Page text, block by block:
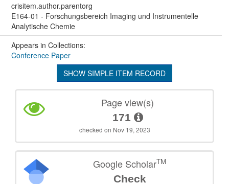
crisitem.author.parentorg
E164-01 - Forschungsbereich Imaging und Instrumentelle
Analytische Chemie
Appears in Collections:
Conference Paper
SHOW SIMPLE ITEM RECORD
Page view(s)
171
checked on Nov 19, 2023
Google ScholarTM
Check